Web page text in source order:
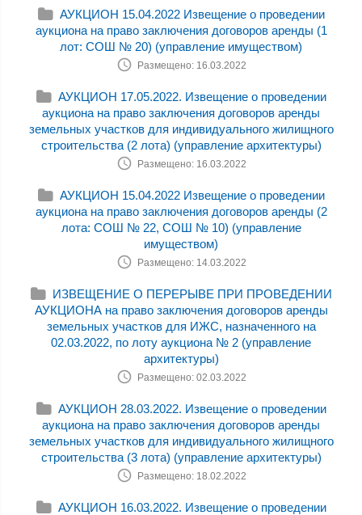
АУКЦИОН 15.04.2022 Извещение о проведении
аукциона на право заключения договоров аренды (1
лот: СОШ № 20) (управление имуществом)
Размещено: 16.03.2022
АУКЦИОН 17.05.2022. Извещение о проведении
аукциона на право заключения договоров аренды
земельных участков для индивидуального жилищного
строительства (2 лота) (управление архитектуры)
Размещено: 16.03.2022
АУКЦИОН 15.04.2022 Извещение о проведении
аукциона на право заключения договоров аренды (2
лота: СОШ № 22, СОШ № 10) (управление
имуществом)
Размещено: 14.03.2022
ИЗВЕЩЕНИЕ О ПЕРЕРЫВЕ ПРИ ПРОВЕДЕНИИ
АУКЦИОНА на право заключения договоров аренды
земельных участков для ИЖС, назначенного на
02.03.2022, по лоту аукциона № 2 (управление
архитектуры)
Размещено: 02.03.2022
АУКЦИОН 28.03.2022. Извещение о проведении
аукциона на право заключения договоров аренды
земельных участков для индивидуального жилищного
строительства (3 лота) (управление архитектуры)
Размещено: 18.02.2022
АУКЦИОН 16.03.2022. Извещение о проведении